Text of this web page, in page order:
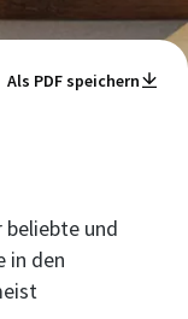
Als PDF speichern
beliebte und
in den